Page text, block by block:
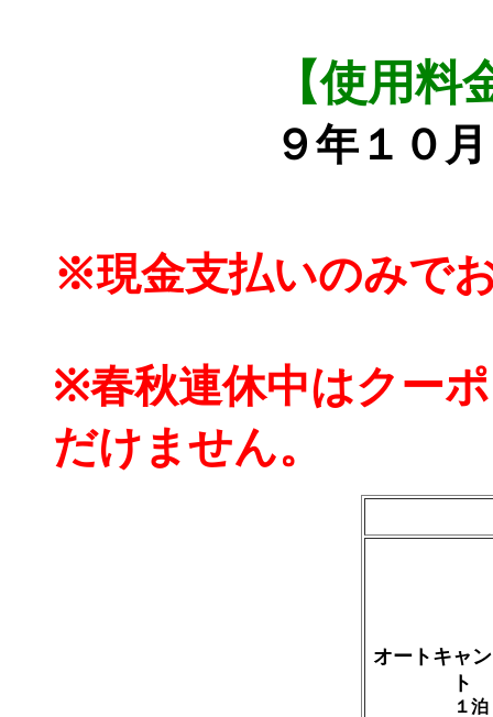
【使用料
９年１０
※現金支払いのみで
※春秋連休中はクー
だけません。
オートキャ
ト
１泊